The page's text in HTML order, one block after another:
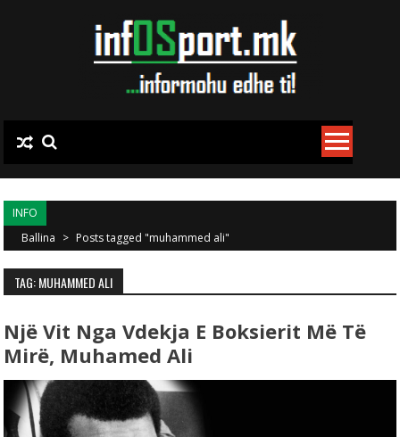
INFO
Ballina > Posts tagged "muhammed ali"
TAG: MUHAMMED ALI
Një Vit Nga Vdekja E Boksierit Më Të
Mirë, Muhamed Ali